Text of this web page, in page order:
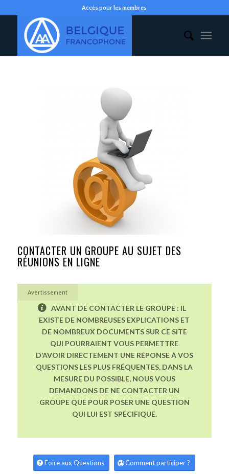
Accès pour les membres
CONTACTER UN GROUPE AU SUJET DES
RÉUNIONS EN LIGNE
Avertissement
AVANT DE CONTACTER LE GROUPE : IL
EXISTE DE NOMBREUSES EXPLICATIONS ET
DE NOMBREUX DOCUMENTS SUR CE SITE
QUI POURRAIENT VOUS PERMETTRE
D’AVOIR DIRECTEMENT UNE RÉPONSE À VOS
QUESTIONS LES PLUS FRÉQUENTES. DANS LA
MESURE DU POSSIBLE, NOUS VOUS
DEMANDONS DE NE CONTACTER UN
GROUPE QUE POUR POSER UNE QUESTION
QUI LUI EST SPÉCIFIQUE.
Foire aux Questions Comment participer ?